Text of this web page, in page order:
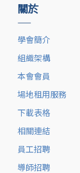
關於
——
學會簡介
組織架構
本會會員
場地租用服務
下載表格
相關連結
員工招聘
導師招聘